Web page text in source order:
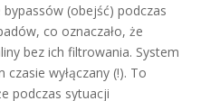
(obejść) podczas
co oznaczało, że
bez ich filtrowania. System
wyłączany (!). To
podczas sytuacji